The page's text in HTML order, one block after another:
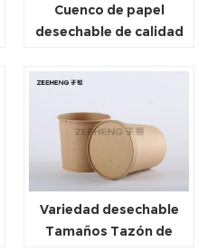
Cuenco de papel
desechable de calidad
mayor para llevar
Variedad desechable
Tamaños Tazón de